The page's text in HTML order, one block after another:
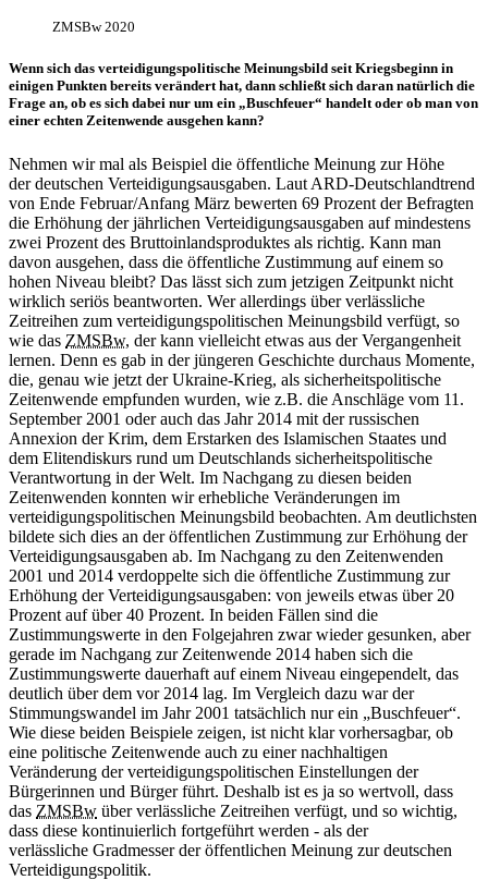
ZMSBw 2020
Wenn sich das verteidigungspolitische Meinungsbild seit Kriegsbeginn in
einigen Punkten bereits verändert hat, dann schließt sich daran natürlich die
Frage an, ob es sich dabei nur um ein „Buschfeuer“ handelt oder ob man von
einer echten Zeitenwende ausgehen kann?
Nehmen wir mal als Beispiel die öffentliche Meinung zur Höhe
der deutschen Verteidigungsausgaben. Laut ARD-Deutschlandtrend
von Ende Februar/Anfang März bewerten 69 Prozent der Befragten
die Erhöhung der jährlichen Verteidigungsausgaben auf mindestens
zwei Prozent des Bruttoinlandsproduktes als richtig. Kann man
davon ausgehen, dass die öffentliche Zustimmung auf einem so
hohen Niveau bleibt? Das lässt sich zum jetzigen Zeitpunkt nicht
wirklich seriös beantworten. Wer allerdings über verlässliche
Zeitreihen zum verteidigungspolitischen Meinungsbild verfügt, so
wie das ZMSBw, der kann vielleicht etwas aus der Vergangenheit
lernen. Denn es gab in der jüngeren Geschichte durchaus Momente,
die, genau wie jetzt der Ukraine-Krieg, als sicherheitspolitische
Zeitenwende empfunden wurden, wie z.B. die Anschläge vom 11.
September 2001 oder auch das Jahr 2014 mit der russischen
Annexion der Krim, dem Erstarken des Islamischen Staates und
dem Elitendiskurs rund um Deutschlands sicherheitspolitische
Verantwortung in der Welt. Im Nachgang zu diesen beiden
Zeitenwenden konnten wir erhebliche Veränderungen im
verteidigungspolitischen Meinungsbild beobachten. Am deutlichsten
bildete sich dies an der öffentlichen Zustimmung zur Erhöhung der
Verteidigungsausgaben ab. Im Nachgang zu den Zeitenwenden
2001 und 2014 verdoppelte sich die öffentliche Zustimmung zur
Erhöhung der Verteidigungsausgaben: von jeweils etwas über 20
Prozent auf über 40 Prozent. In beiden Fällen sind die
Zustimmungswerte in den Folgejahren zwar wieder gesunken, aber
gerade im Nachgang zur Zeitenwende 2014 haben sich die
Zustimmungswerte dauerhaft auf einem Niveau eingependelt, das
deutlich über dem vor 2014 lag. Im Vergleich dazu warder
Stimmungswandel im Jahr 2001 tatsächlich nur ein „Buschfeuer“.
Wie diese beiden Beispiele zeigen, ist nicht klar vorhersagbar, ob
eine politische Zeitenwende auch zu einer nachhaltigen
Veränderung der verteidigungspolitischen Einstellungen der
Bürgerinnen und Bürger führt. Deshalb ist es ja so wertvoll, dass
das ZMSBw über verlässliche Zeitreihen verfügt, und so wichtig,
dass diese kontinuierlich fortgeführt werden - als der
verlässliche Gradmesser der öffentlichen Meinung zur deutschen
Verteidigungspolitik.